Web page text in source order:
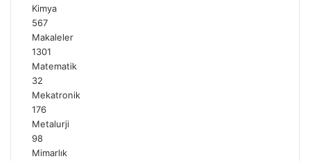
Kimya
567
Makaleler
1301
Matematik
32
Mekatronik
176
Metalurji
98
Mimarlık